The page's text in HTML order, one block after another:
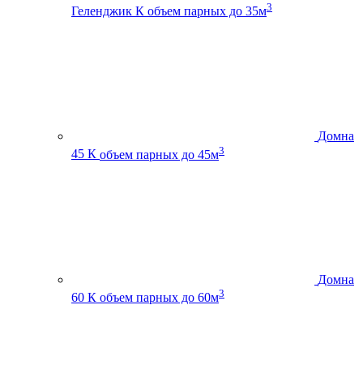
Геленджик К объем парных до 35м3
Домна
45 К объем парных до 45м3
Домна
60 К объем парных до 60м3